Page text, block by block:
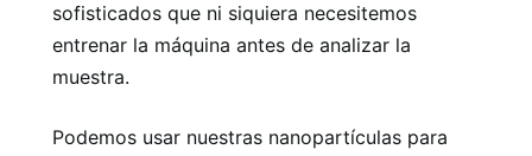
sofisticados que ni siquiera necesitemos
entrenar la máquina antes de analizar la
muestra.
Podemos usar nuestras nanopartículas para